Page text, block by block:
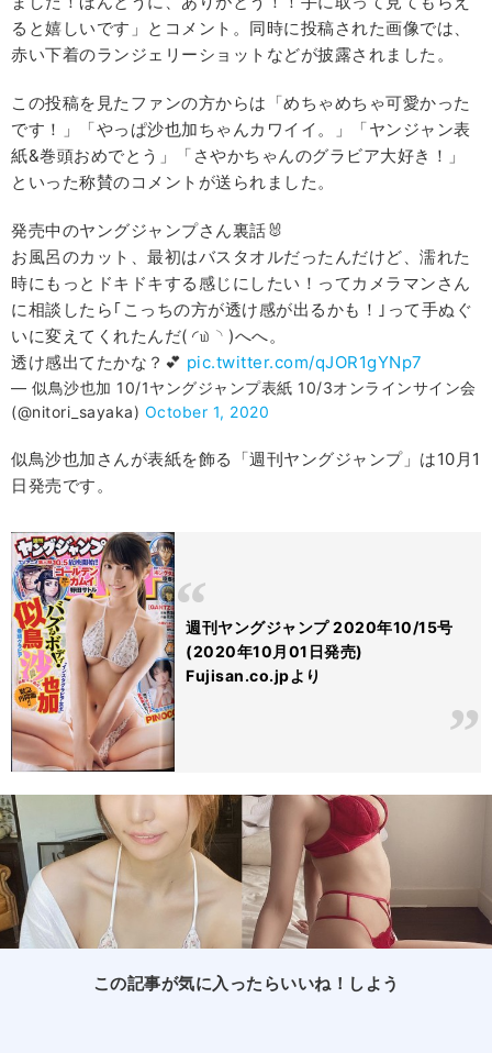
ると嬉しいです」とコメント。同時に投稿された画像では、
赤い下着のランジェリーショットなどが披露されました。
この投稿を見たファンの方からは「めちゃめちゃ可愛かった
です！」「やっぱ沙也加ちゃんカワイイ。」「ヤンジャン表
紙&巻頭おめでとう」「さやかちゃんのグラビア大好き！」
といった称賛のコメントが送られました。
発売中のヤングジャンプさん裏話🐰
お風呂のカット、最初はバスタオルだったんだけど、濡れた
時にもっとドキドキする感じにしたい！ってカメラマンさん
に相談したら｢こっちの方が透け感が出るかも！｣って手ぬぐ
いに変えてくれたんだ( ◜௰◝ )︎へへ。
透け感出てたかな？💕 pic.twitter.com/qJOR1gYNp7
— 似鳥沙也加 10/1ヤングジャンプ表紙 10/3オンラインサイン会
(@nitori_sayaka) October 1, 2020
似鳥沙也加さんが表紙を飾る「週刊ヤングジャンプ」は10月1
日発売です。
週刊ヤングジャンプ 2020年10/15号
(2020年10月01日発売)
Fujisan.co.jpより
この記事が気に入ったらいいね！しよう